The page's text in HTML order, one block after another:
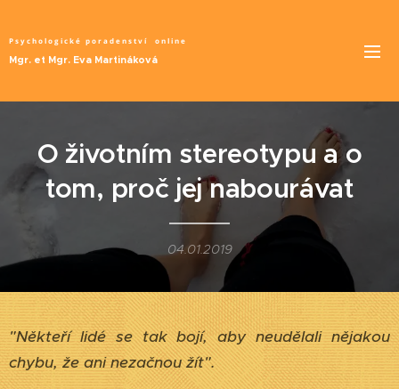
Psychologické poradenství online
Mgr. et Mgr. Eva Martináková
O životním stereotypu a o
tom, proč jej nabourávat
04.01.2019
"Někteří lidé se tak bojí, aby neudělali nějakou
chybu, že ani nezačnou žít".